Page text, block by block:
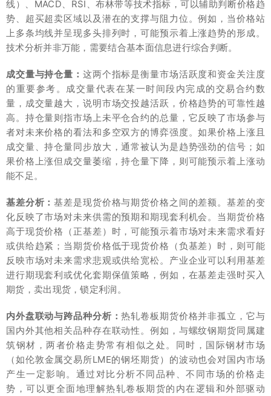
线）、MACD、RSI、布林带等技术指标，可以辅助判断价格趋
势、超买超卖区域以及潜在的支撑与阻力位。例如，当价格站
上多条均线并呈现多头排列时，可能预示着上涨趋势的形成。
技术分析并非万能，需要结合基本面信息进行综合判断。
成交量与持仓量： 这两个指标是衡量市场活跃度和资金关注度
的重要参考。成交量代表在某一时间段内完成的交易合约数
量，成交量越大，说明市场交投越活跃，价格趋势的可靠性越
高。持仓量则指市场上未平仓合约的总量，它反映了市场参与
者对未来价格的看法和多空双方的博弈强度。如果价格上涨且
成交量、持仓量同步放大，通常被认为是趋势强劲的信号；如
果价格上涨但成交量萎缩，持仓量下降，则可能预示着上涨动
能不足。
基差分析：基差是现货价格与期货价格之间的差额。基差的变
化反映了市场对未来供需的预期和期现套利机会。当期货价格
高于现货价格（正基差）时，可能预示着市场对未来需求看好
或供给趋紧；当期货价格低于现货价格（负基差）时，则可能
反映市场对未来需求悲观或供给宽松。产业企业可以利用基差
进行期现套利或优化套期保值策略，例如，在基差走强时买入
期货，卖出现货，锁定利润。
内外盘联动与跨品种分析：热轧卷板期货价格并非孤立，它与
国内外其他相关品种存在联动性。例如，与螺纹钢期货同属建
筑钢材，两者价格走势常有相似之处。同时，国际钢材市场
（如伦敦金属交易所LME的钢坯期货）的波动也会对国内市场
产生一定影响。通过对比分析不同品种、不同市场的价格走
势，可以更全面地理解热轧卷板期货的内在逻辑和外部驱动